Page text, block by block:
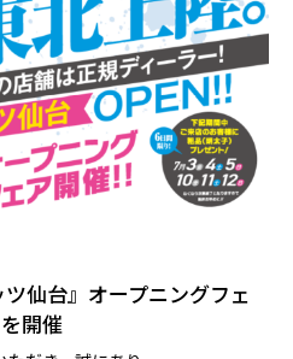
ツ仙台』オープニングフェ
開催